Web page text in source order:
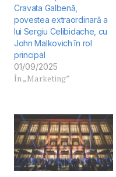
Cravata Galbenă,
povestea extraordinară a
lui Sergiu Celibidache, cu
John Malkovich în rol
principal
01/09/2025
În „Marketing”